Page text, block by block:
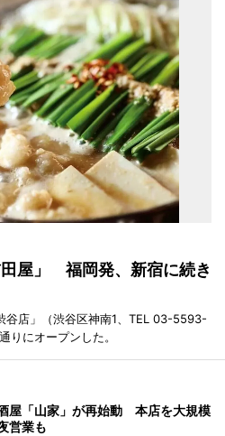
屋」 福岡発、新宿に続き
谷店」（渋谷区神南1、TEL 03-5593-
りにオープンした。
屋「山家」が再始動 本店を大規模
営業も